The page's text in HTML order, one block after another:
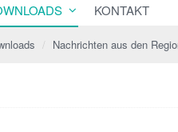
KONTAKT
Nachrichten aus den